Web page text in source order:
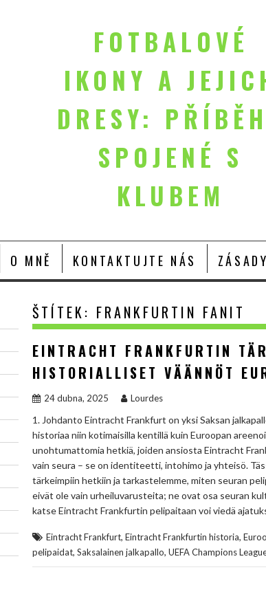
FOTBALOVÉ
IKONY A
DRESY:
SPOJENÉ S
KLUBEM
O MNĚ KONTAKTUJTE NÁS
ŠTÍTEK: FRANKFURTIN FANIT
EINTRACHT FRANKFURTIN
HISTORIALLISET VÄÄNNÖT
24 dubna, 2025 Lourdes
1. Johdanto Eintracht Frankfurt on yksi Saksan
historiaa niin kotimaisilla kentillä kuin Euroopan
unohtumattomia hetkiä, joiden ansiosta Eintracht
vain seura – se on identiteetti, intohimo ja yhteisö.
tärkeimpiin hetkiin ja tarkastelemme, miten seuran
eivät ole vain urheiluvarusteita; ne ovat osa seuran
katse Eintracht Frankfurtin pelipaitaan voi viedä
Eintracht Frankfurt, Eintracht Frankfurtin historia,
pelipaidat, Saksalainen jalkapallo, UEFA Champions